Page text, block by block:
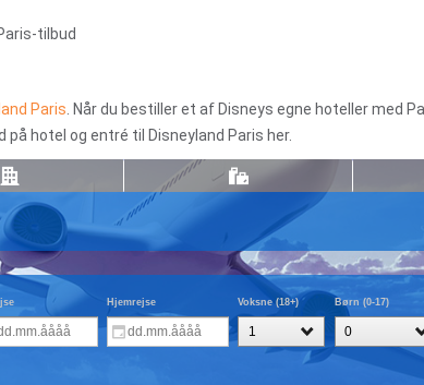
tilbud
Paris . Når du bestiller et af Disneys egne hoteller med
hotel og entré til Disneyland Paris her.